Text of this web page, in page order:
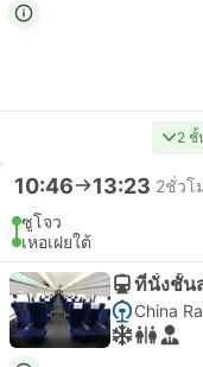
2 ชั้
10:46 13:23 2ชั่วโ
ซูโจว
เหอเฝยใต้
ที่นั่งชั้น
China